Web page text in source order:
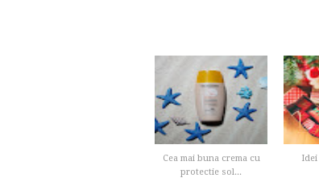
Cea mai buna crema cu
protectie sol...
Idei